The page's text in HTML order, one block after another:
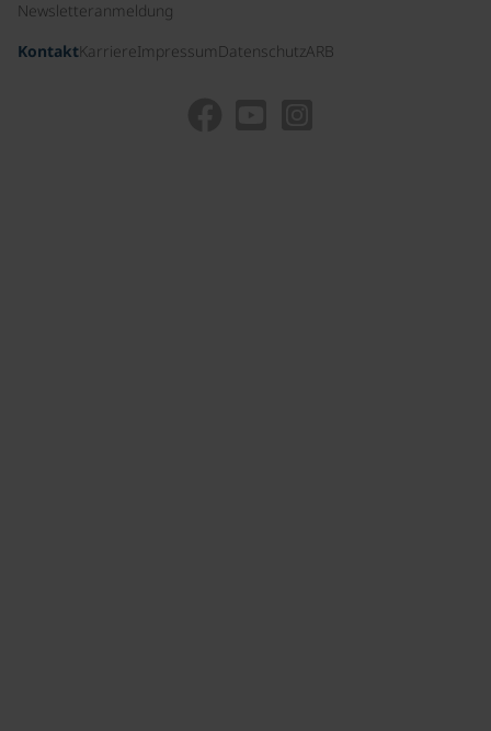
Newsletteranmeldung
KontaktKarriereImpressum DatenschutzARB